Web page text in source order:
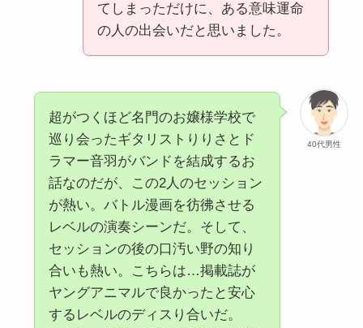
てしまっただけに、ある意味運命
の人の出会いだと思いました。
40代男性
超がつくほど名門のお嬢様学校で
巡り会ったギタリストりりさとド
ラマー音羽がバンドを結成するお
話なのだが、この2人のセッション
が熱い。バトル漫画を彷彿させる
レベルの演奏シーンだ。そして、
セッションの後の口汚い野の知り
合いも熱い。こちらは…掲載誌が
ヤングアニマルで良かったと安心
するレベルのディスり合いだ。